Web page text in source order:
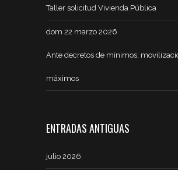
Taller solicitud Vivienda Pública
dom 22 marzo 2026
Ante decretos de mínimos,
máximos
ENTRADAS ANTIGUAS
julio 2026